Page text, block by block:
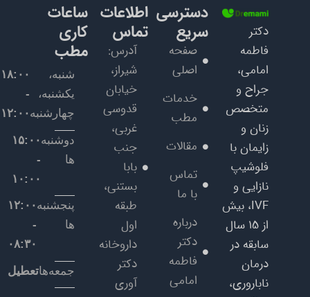
دکتر
فاطمه
امامی،
جراح و
متخصص
زنان و
زایمان با
فلوشیپ
نازایی و
IVF، بیش
از ۱۵ سال
سابقه در
درمان
ناباروری،
دسترسی
سریع
صفحه
اصلی
خدمات
مطب
مقالات
تماس
با ما
درباره
دکتر
فاطمه
امامی
اطلاعات
تماس
آدرس:
شیراز،
خیابان
قدوسی
غربی،
جنب
بابا
بستنی،
طبقه
اول
داروخانه
دکتر
آوری
ساعات
کاری
مطب
شنبه،
یکشنبه،
چهارشنبه
۱۸:۰۰
-
۱۲:۰۰
دوشنبه
ها
۱۵:۰۰
-
۱۰:۰۰
پنجشنبه
ها
۱۲:۰۰
-
۰۸:۳۰
جمعه‌هاتعطیل